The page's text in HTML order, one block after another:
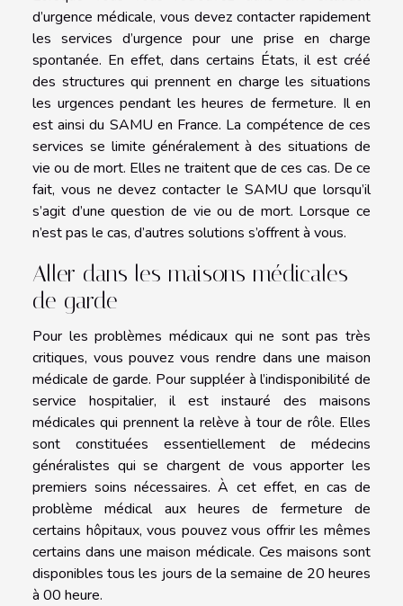
d’urgence médicale, vous devez contacter rapidement
les services d’urgence pour une prise en charge
spontanée. En effet, dans certains États, il est créé
des structures qui prennent en charge les situations
les urgences pendant les heures de fermeture. Il en
est ainsi du SAMU en France. La compétence de ces
services se limite généralement à des situations de
vie ou de mort. Elles ne traitent que de ces cas. De ce
fait, vous ne devez contacter le SAMU que lorsqu’il
s’agit d’une question de vie ou de mort. Lorsque ce
n’est pas le cas, d’autres solutions s’offrent à vous.
Aller dans les maisons médicales
de garde
Pour les problèmes médicaux qui ne sont pas très
critiques, vous pouvez vous rendre dans une maison
médicale de garde. Pour suppléer à l’indisponibilité de
service hospitalier, il est instauré des maisons
médicales qui prennent la relève à tour de rôle. Elles
sont constituées essentiellement de médecins
généralistes qui se chargent de vous apporter les
premiers soins nécessaires. À cet effet, en cas de
problème médical aux heures de fermeture de
certains hôpitaux, vous pouvez vous offrir les mêmes
certains dans une maison médicale. Ces maisons sont
disponibles tous les jours de la semaine de 20 heures
à 00 heure.